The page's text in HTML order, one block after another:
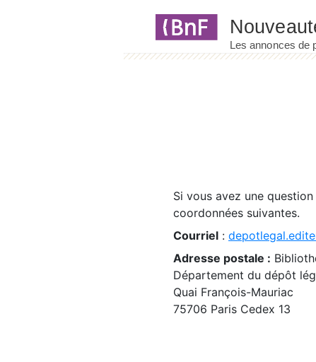
Si vous avez une
coordonnées suivantes.
Courriel :
Adresse postale :
Département du dépôt
Quai François-Mauriac
75706 Paris Cedex 13